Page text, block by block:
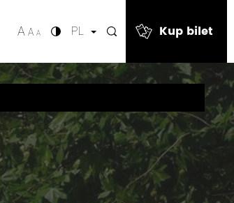
Kup bilet
A A A
A
A
PL
EN
Wyszukaj